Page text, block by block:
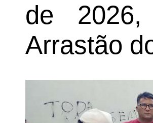
de
Arrastão